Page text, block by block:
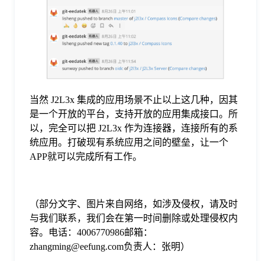
当然 J2L3x 集成的应用场景不止以上这几种，因其
是一个开放的平台，支持开放的应用集成接口。所
以，完全可以把 J2L3x 作为连接器，连接所有的系
统应用。打破现有系统应用之间的壁垒，让一个
APP就可以完成所有工作。
（部分文字、图片来自网络，如涉及侵权，请及时
与我们联系，我们会在第一时间删除或处理侵权内
容。电话：4006770986邮箱：
zhangming@eefung.com负责人：张明）